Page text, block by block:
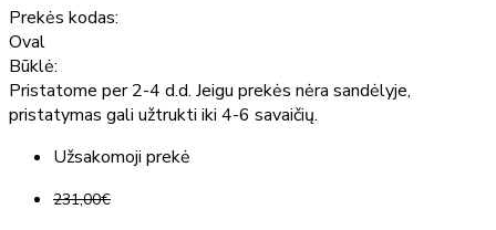
Prekės kodas:
Oval
Būklė:
Pristatome per 2-4 d.d. Jeigu prekės nėra sandėlyje,
pristatymas gali užtrukti iki 4-6 savaičių.
Užsakomoji prekė
231,00€